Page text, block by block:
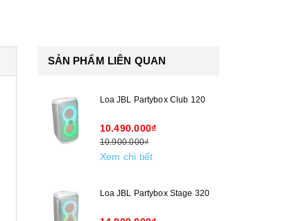
SẢN PHẨM LIÊN QUAN
Loa JBL Partybox Club 120
10.490.000₫
10.900.000₫
Xem chi tiết
Loa JBL Partybox Stage 320